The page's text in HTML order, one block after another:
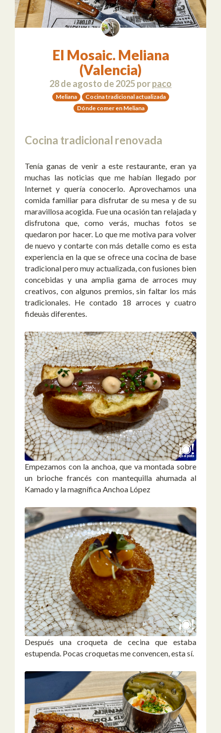
El Mosaic. Meliana
(Valencia)
28 de agosto de 2025porpaco
Meliana
Cocina tradicional actualizada
Dónde comer en Meliana
Cocina tradicional renovada
Tenía ganas de venir a este restaurante, eran ya
muchas las noticias que me habían llegado por
Internet y quería conocerlo. Aprovechamos una
comida familiar para disfrutar de su mesa y de su
maravillosa acogida. Fue una ocasión tan relajada y
disfrutona que, como verás, muchas fotos se
quedaron por hacer. Lo que me motiva para volver
de nuevo y contarte con más detalle como es esta
experiencia en la que se ofrece una cocina de base
tradicional pero muy actualizada, con fusiones bien
concebidas y una amplia gama de arroces muy
creativos, con algunos premios, sin faltar los más
tradicionales. He contado 18 arroces y cuatro
fideuàs diferentes.
Empezamos con la anchoa, que va montada sobre
un brioche francés con mantequilla ahumada al
Kamado y la magnífica Anchoa López
Después una croqueta de cecina que estaba
estupenda. Pocas croquetas me convencen, esta sí.